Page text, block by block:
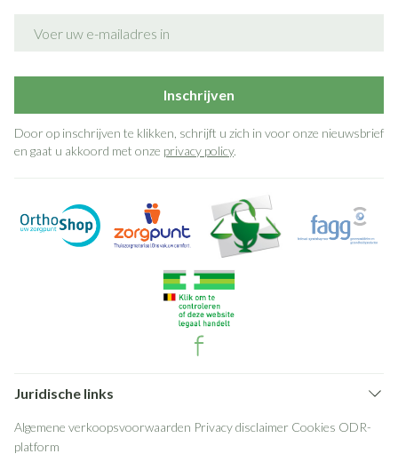
Inschrijven
Door op inschrijven te klikken, schrijft u zich in voor onze nieuwsbrief
en gaat u akkoord met onze privacy policy.
Juridische links
Algemene verkoopsvoorwaarden Privacy disclaimer Cookies ODR-
platform